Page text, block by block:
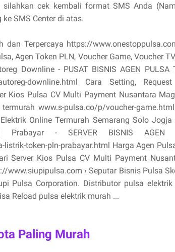
cek kembali format SMS Anda
SMS Center di atas.
dan Terpercaya https://
Agen Token PLN, Voucher Game, Voucher
Downline - PUSAT BISNIS AGEN PULSA
downline.html Cara Setting,
Kios Pulsa CV Multi Payment Nusantara
www.s-pulsa.co/p/voucher-
Online Termurah Semarang Solo
- SERVER BISNIS AGEN
token-pln-prabayar.html Harga Agen
Server Kios Pulsa CV Multi Payment
www.siupipulsa.com › Seputar Bisnis Pulsa
Pulsa Corporation. Distributor pulsa
Reload pulsa elektrik murah ...
Paling Murah